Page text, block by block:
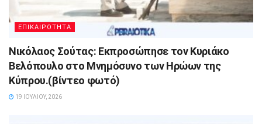
ΕΠΙΚΑΙΡΟΤΗΤΑ
Νικόλαος Σούτας: Εκπροσώπησε τον Κυριάκο
Βελόπουλο στο Μνημόσυνο των Ηρώων της
Κύπρου.(βίντεο φωτό)
19 ΙΟΥΛΊΟΥ, 2026